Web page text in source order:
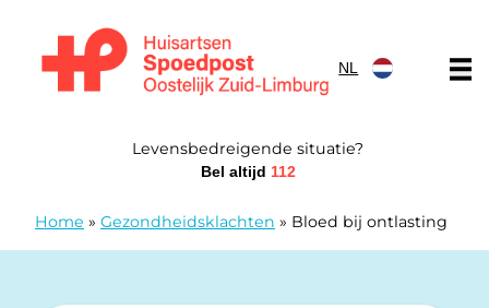
NL
Levensbedreigende situatie?
Bel altijd 112
Home » Gezondheidsklachten » Bloed bij ontlasting